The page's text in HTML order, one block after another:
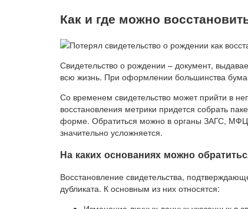
Как и где можно
Свидетельство о рождении – документ,
всю жизнь. При оформлении большинства
Со временем свидетельство может прийти в
восстановления метрики придется собрать
форме. Обратиться можно в органы ЗАГС, МФЦ
значительно усложняется.
На каких основаниях можно
Восстановление свидетельства,
дубликата. К основным из них относятся: